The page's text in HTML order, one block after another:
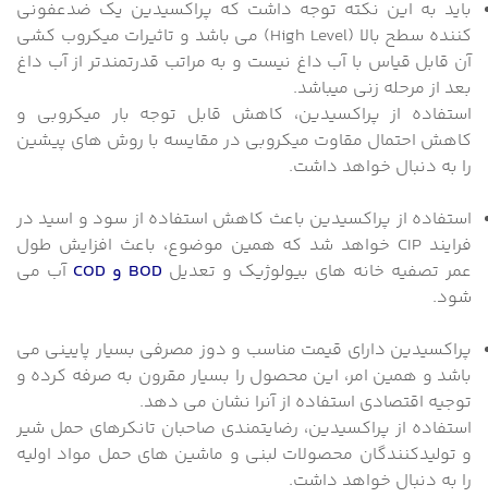
باید به این نکته توجه داشت که پراکسیدین یک ضدعفونی
کننده سطح بالا (High Level) می باشد و تاثیرات میکروب کشی
آن قابل قیاس با آب داغ نیست و به مراتب قدرتمندتر از آب داغ
بعد از مرحله زنی میباشد.
استفاده از پراکسیدین، کاهش قابل توجه بار میکروبی و
کاهش احتمال مقاوت میکروبی در مقایسه با روش های پیشین
را به دنبال خواهد داشت.
استفاده از پراکسیدین باعث کاهش استفاده از سود و اسید در
فرایند CIP خواهد شد که همین موضوع، باعث افزایش طول
عمر تصفیه خانه های بیولوژیک و تعدیل BOD و COD
آب می
شود.
پراکسیدین دارای قیمت مناسب و دوز مصرفی بسیار پایینی می
باشد و همین امر، این محصول را بسیار مقرون به صرفه کرده و
توجیه اقتصادی استفاده از آنرا نشان می دهد.
استفاده از پراکسیدین، رضایتمندی صاحبان تانکرهای حمل شیر
و تولیدکنندگان محصولات لبنی و ماشین های حمل مواد اولیه
را به دنبال خواهد داشت.